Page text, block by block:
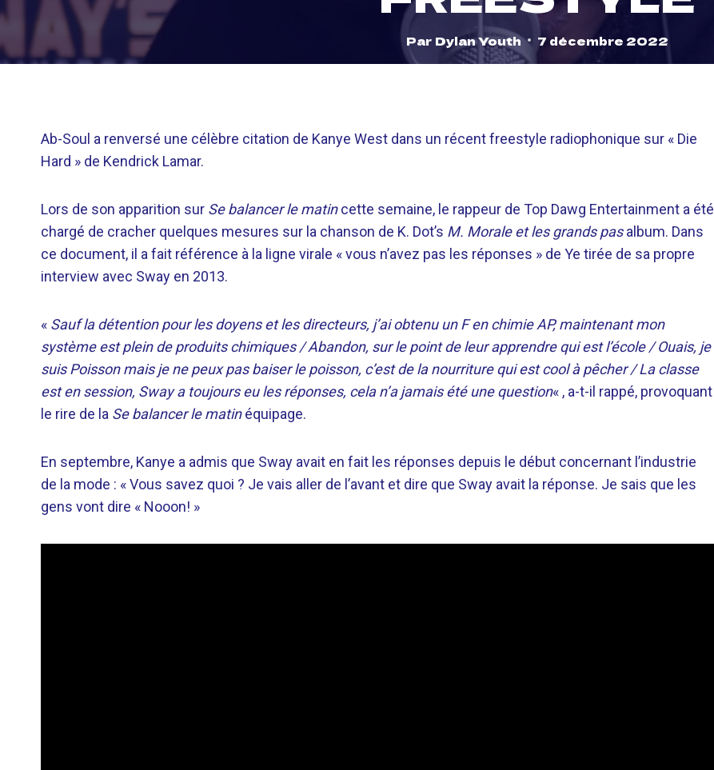
Par Dylan Youth 7 décembre 2022
Ab-Soul a renversé une célèbre citation de Kanye West dans un récent freestyle radiophonique sur « Die
Hard » de Kendrick Lamar.
Lors de son apparition sur Se balancer le matincette semaine, le rappeur de Top Dawg Entertainment a été
chargé de cracher quelques mesures sur la chanson de K. Dot’s M. Morale et les grands pasalbum. Dans
ce document, il a fait référence à la ligne virale « vous n’avez pas les réponses » de Ye tirée de sa propre
interview avec Sway en 2013.
« Sauf la détention pour les doyens et les directeurs, j’ai obtenu un F en chimie AP, maintenant mon
système est plein de produits chimiques / Abandon, sur le point de leur apprendre qui est l’école / Ouais, je
suis Poisson mais je ne peux pas baiser le poisson, c’est de la nourriture qui est cool à pêcher / La classe
est en session, Sway a toujours eu les réponses, cela n’a jamais été une question« , a-t-il rappé, provoquant
le rire de la Se balancer le matinéquipage.
En septembre, Kanye a admis que Sway avait en fait les réponses depuis le début concernant l’industrie
de la mode : « Vous savez quoi ? Je vais aller de l’avant et dire que Sway avait la réponse. Je sais que les
gens vont dire « Nooon! »